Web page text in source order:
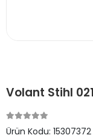
Volant Stihl
Ürün Kodu: 15307372